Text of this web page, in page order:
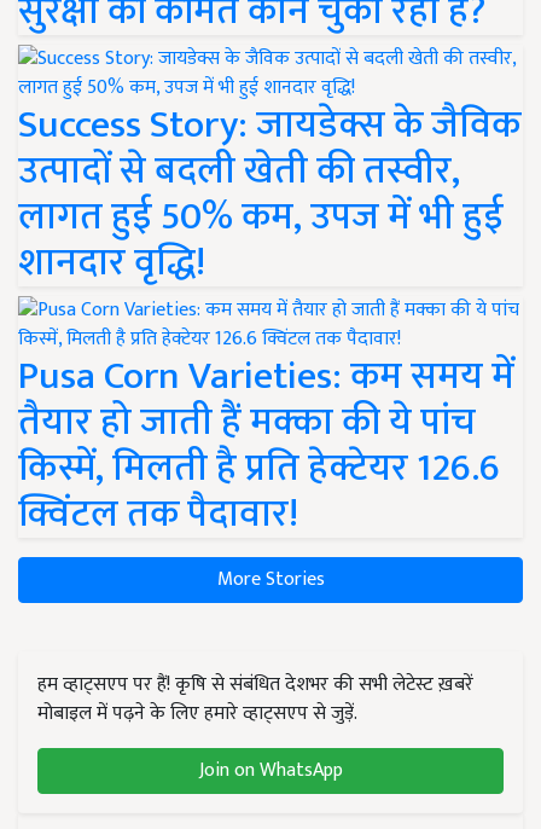
Success Story: जायडेक्स के जैविक
उत्पादों से बदली खेती की तस्वीर,
लागत हुई 50% कम, उपज में भी हुई
शानदार वृद्धि!
Pusa Corn Varieties: कम समय में
तैयार हो जाती हैं मक्का की ये पांच
किस्में, मिलती है प्रति हेक्टेयर 126.6
क्विंटल तक पैदावार!
More Stories
हम व्हाट्सएप पर हैं! कृषि से संबंधित देशभर की सभी लेटेस्ट ख़बरें
मोबाइल में पढ़ने के लिए हमारे व्हाट्सएप से जुड़ें.
Join on WhatsApp